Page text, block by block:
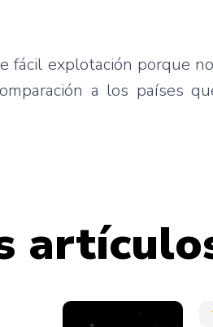
fácil explotación porque
a los países